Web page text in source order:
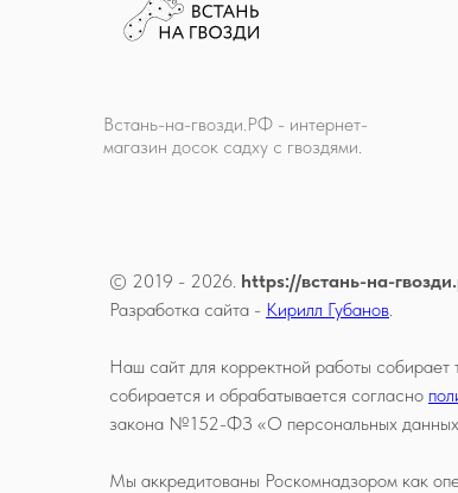
Встань-на-гвозди.РФ - интернет-
магазин досок садху с гвоздями.
© 2019 - 2026. https://встань-на-
Разработка сайта - Кирилл Губанов
Наш сайт для корректной работы
собирается и обрабатывается согласно
закона №152-ФЗ «О персональных
Мы аккредитованы Роскомнадзором как